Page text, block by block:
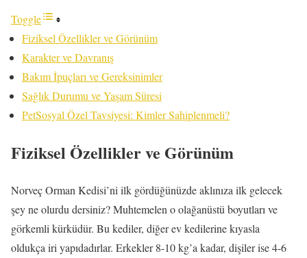
Toggle
Fiziksel Özellikler ve Görünüm
Karakter ve Davranış
Bakım İpuçları ve Gereksinimler
Sağlık Durumu ve Yaşam Süresi
PetSosyal Özel Tavsiyesi: Kimler Sahiplenmeli?
Fiziksel Özellikler ve Görünüm
Norveç Orman Kedisi’ni ilk gördüğünüzde aklınıza ilk gelecek
şey ne olurdu dersiniz? Muhtemelen o olağanüstü boyutları ve
görkemli kürküdür. Bu kediler, diğer ev kedilerine kıyasla
oldukça iri yapıdadırlar. Erkekler 8-10 kg’a kadar, dişiler ise 4-6